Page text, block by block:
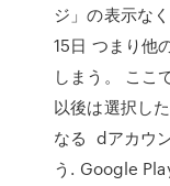
ジ」の表示な
15日 つまり他
しまう。 ここ
以後は選択し
なる dアカウ
う. Google